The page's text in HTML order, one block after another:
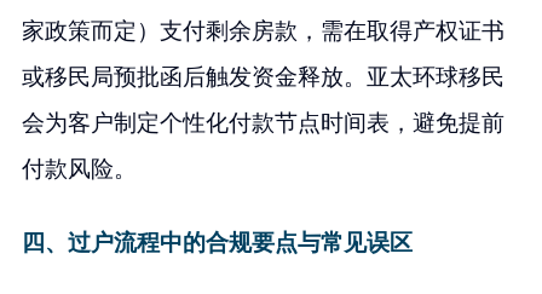
家政策而定）支付剩余房款，需在取得产权证书
或移民局预批函后触发资金释放。亚太环球移民
会为客户制定个性化付款节点时间表，避免提前
付款风险。
四、过户流程中的合规要点与常见误区